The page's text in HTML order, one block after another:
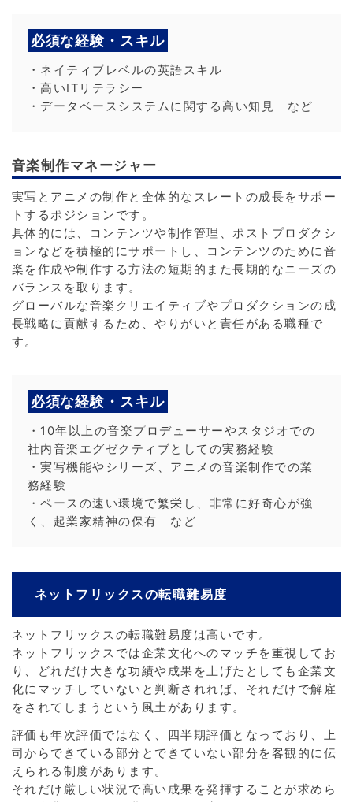
必須な経験・スキル
・ネイティブレベルの英語スキル
・高いITリテラシー
・データベースシステムに関する高い知見 など
音楽制作マネージャー
実写とアニメの制作と全体的なスレートの成長をサポー
トするポジションです。
具体的には、コンテンツや制作管理、ポストプロダクシ
ョンなどを積極的にサポートし、コンテンツのために音
楽を作成や制作する方法の短期的また長期的なニーズの
バランスを取ります。
グローバルな音楽クリエイティブやプロダクションの成
長戦略に貢献するため、やりがいと責任がある職種で
す。
必須な経験・スキル
・10年以上の音楽プロデューサーやスタジオでの
社内音楽エグゼクティブとしての実務経験
・実写機能やシリーズ、アニメの音楽制作での業
務経験
・ペースの速い環境で繁栄し、非常に好奇心が強
く、起業家精神の保有 など
ネットフリックスの転職難易度
ネットフリックスの転職難易度は高いです。
ネットフリックスでは企業文化へのマッチを重視してお
り、どれだけ大きな功績や成果を上げたとしても企業文
化にマッチしていないと判断されれば、それだけで解雇
をされてしまうという風土があります。
評価も年次評価ではなく、四半期評価となっており、上
司からできている部分とできていない部分を客観的に伝
えられる制度があります。
それだけ厳しい状況で高い成果を発揮することが求めら